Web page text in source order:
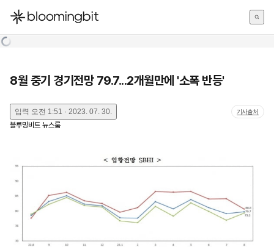
한국어
8월 중기 경기전망 79.7...2개월만에 '소폭 반등'
입력 오전 1:51 · 2023. 07. 30. 기사출처
블루밍비트 뉴스룸